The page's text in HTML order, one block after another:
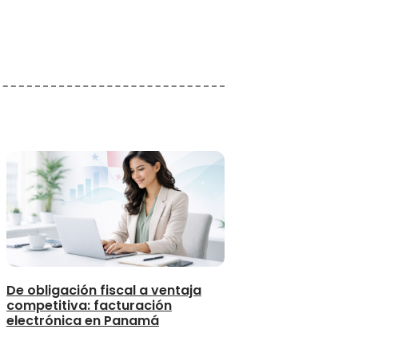
De obligación fiscal a ventaja
competitiva: facturación
electrónica en Panamá